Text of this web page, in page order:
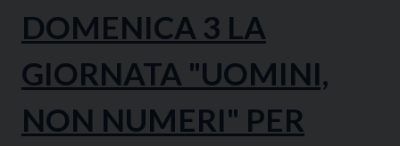
DOMENICA 3 LA
GIORNATA "UOMINI,
NON NUMERI" PER